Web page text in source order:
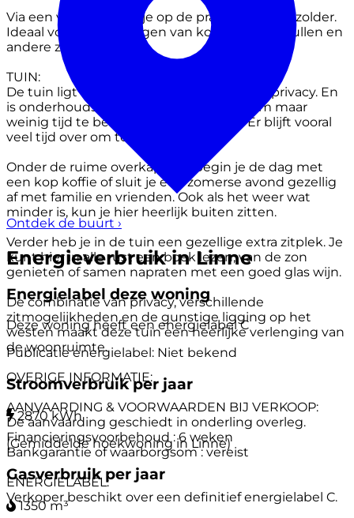
Via een vlizoluik kom je op de praktische bergzolder.
Ideaal voor het opbergen van koffers, kerstspullen en
andere zaken.
TUIN:
De tuin ligt op het westen en biedt volop privacy. En
is onderhoudsvriendelijk. Je hoeft daarom maar
weinig tijd te besteden aan tuinieren. Er blijft vooral
veel tijd over om te genieten.
Onder de ruime overkapping begin je de dag met
een kop koffie of sluit je een zomerse avond gezellig
af met familie en vrienden. Ook als het weer wat
minder is, kun je hier heerlijk buiten zitten.
Verder heb je in de tuin een gezellige extra zitplek. Je
kunt hier in alle rust een boek lezen, van de zon
genieten of samen napraten met een goed glas wijn.
De combinatie van privacy, verschillende
zitmogelijkheden en de gunstige ligging op het
westen maakt deze tuin een heerlijke verlenging van
de woonruimte.
OVERIGE INFORMATIE:
AANVAARDING & VOORWAARDEN BIJ VERKOOP:
De aanvaarding geschiedt in onderling overleg.
Financieringsvoorbehoud : 6 weken
Bankgarantie of waarborgsom : vereist
ENERGIELABEL:
Verkoper beschikt over een definitief energielabel C.
Ontdek de buurt ›
Energieverbruik in Linne
Energielabel deze woning
Deze woning heeft een energielabelC
Publicatie energielabel: Niet bekend
Stroomverbruik per jaar
2870 kWh
(Gemiddelde hoekwoning in Linne)
Gasverbruik per jaar
1350 m³